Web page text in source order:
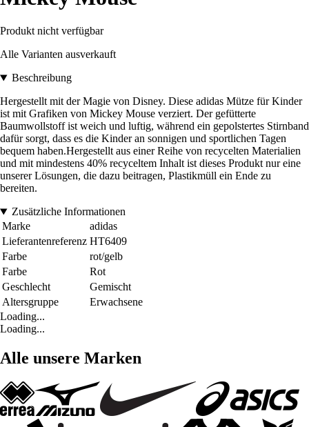
Produkt nicht verfügbar
Alle Varianten ausverkauft
Beschreibung
Hergestellt mit der Magie von Disney. Diese adidas Mütze für Kinder
ist mit Grafiken von Mickey Mouse verziert. Der gefütterte
Baumwollstoff ist weich und luftig, während ein gepolstertes Stirnband
dafür sorgt, dass es die Kinder an sonnigen und sportlichen Tagen
bequem haben.Hergestellt aus einer Reihe von recycelten Materialien
und mit mindestens 40% recyceltem Inhalt ist dieses Produkt nur eine
unserer Lösungen, die dazu beitragen, Plastikmüll ein Ende zu
bereiten.
Zusätzliche Informationen
Marke
adidas
Lieferantenreferenz HT6409
Farbe
rot/gelb
Farbe
Rot
Geschlecht
Gemischt
Altersgruppe
Erwachsene
Loading...
Loading...
Alle unsere Marken